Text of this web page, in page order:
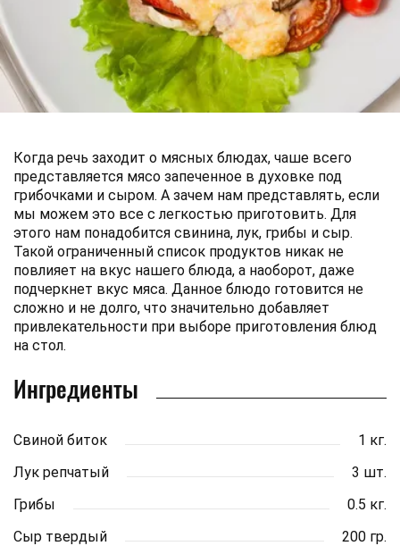
Когда речь заходит о мясных блюдах, чаше всего
представляется мясо запеченное в духовке под
грибочками и сыром. А зачем нам представлять, если
мы можем это все с легкостью приготовить. Для
этого нам понадобится свинина, лук, грибы и сыр.
Такой ограниченный список продуктов никак не
повлияет на вкус нашего блюда, а наоборот, даже
подчеркнет вкус мяса. Данное блюдо готовится не
сложно и не долго, что значительно добавляет
привлекательности при выборе приготовления блюд
на стол.
Ингредиенты
Свиной биток
1 кг.
Лук репчатый
3 шт.
Грибы
0.5 кг.
Сыр твердый
200 гр.